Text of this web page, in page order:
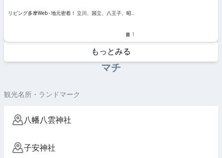
リビング多摩Web - 地元密着！ 立川、国立、八王子、昭
1
もっとみる
マチ
観光名所・ランドマーク
八幡八雲神社
子安神社